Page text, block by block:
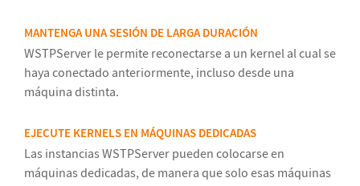
MANTENGA UNA SESIÓN DE LARGA DURACIÓN
WSTPServer le permite reconectarse a un kernel al cual se
haya conectado anteriormente, incluso desde una
máquina distinta.
EJECUTE KERNELS EN MÁQUINAS DEDICADAS
Las instancias WSTPServer pueden colocarse en
máquinas dedicadas, de manera que solo esas máquinas